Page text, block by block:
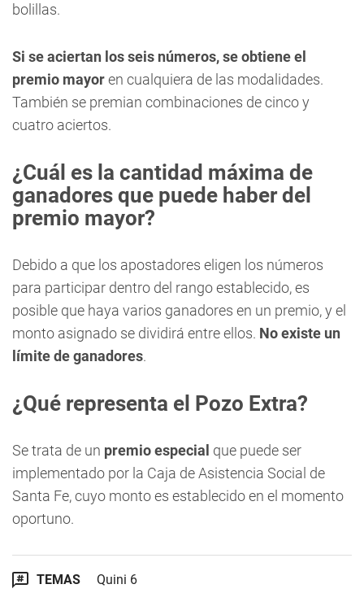
bolillas.
Si se aciertan los seis números, se obtiene el
premio mayoren cualquiera de las modalidades.
También se premian combinaciones de cinco y
cuatro aciertos.
¿Cuál es la cantidad máxima de
ganadores que puede haber del
premio mayor?
Debido a que los apostadores eligen los números
para participar dentro del rango establecido, es
posible que haya varios ganadores en un premio, y el
monto asignado se dividirá entre ellos. No existe un
límite de ganadores.
¿Qué representa el Pozo Extra?
Se trata de un premio especial que puede ser
implementado por la Caja de Asistencia Social de
Santa Fe, cuyo monto es establecido en el momento
oportuno.
TEMAS Quini 6